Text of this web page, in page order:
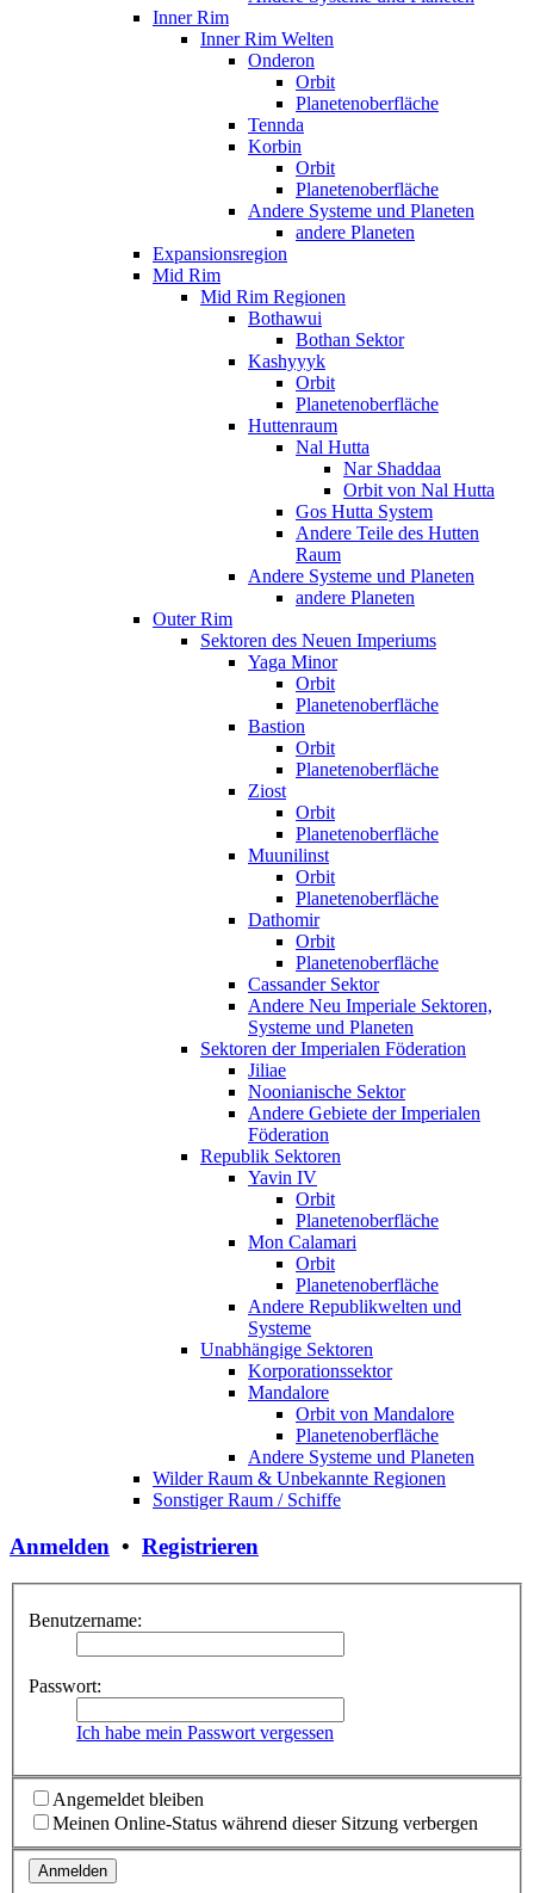
Inner Rim
Inner Rim Welten
Onderon
Orbit
Planetenoberfläche
Tennda
Korbin
Orbit
Planetenoberfläche
Andere Systeme und Planeten
andere Planeten
Expansionsregion
Mid Rim
Mid Rim Regionen
Bothawui
Bothan Sektor
Kashyyyk
Orbit
Planetenoberfläche
Huttenraum
Nal Hutta
Nar Shaddaa
Orbit von Nal Hutta
Gos Hutta System
Andere Teile des Hutten
Raum
Andere Systeme und Planeten
andere Planeten
Outer Rim
Sektoren des Neuen Imperiums
Yaga Minor
Orbit
Planetenoberfläche
Bastion
Orbit
Planetenoberfläche
Ziost
Orbit
Planetenoberfläche
Muunilinst
Orbit
Planetenoberfläche
Dathomir
Orbit
Planetenoberfläche
Cassander Sektor
Andere Neu Imperiale Sektoren,
Systeme und Planeten
Sektoren der Imperialen Föderation
Jiliae
Noonianische Sektor
Andere Gebiete der Imperialen
Föderation
Republik Sektoren
Yavin IV
Orbit
Planetenoberfläche
Mon Calamari
Orbit
Planetenoberfläche
Andere Republikwelten und
Systeme
Unabhängige Sektoren
Korporationssektor
Mandalore
Orbit von Mandalore
Planetenoberfläche
Andere Systeme und Planeten
Wilder Raum & Unbekannte Regionen
Sonstiger Raum / Schiffe
Anmelden • Registrieren
Benutzername:
Passwort:
Ich habe mein Passwort vergessen
Angemeldet bleiben
Meinen Online-Status während dieser Sitzung verbergen